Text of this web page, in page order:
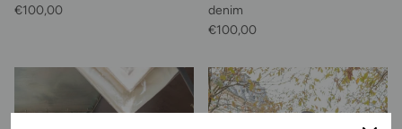
Prix habituel
€100,00
denim
Prix habituel
€100,00